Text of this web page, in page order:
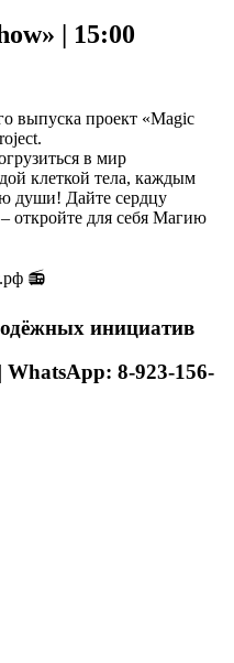
| 15:00
выпуска проект «Magic
в мир
клеткой тела, каждым
души! Дайте сердцу
откройте для себя Магию
📻
инициатив
8-923-156-